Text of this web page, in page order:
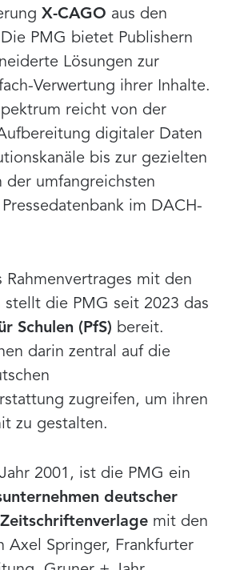
X-CAGO aus den
PMG bietet Publishern
Lösungen zur
Verwertung ihrer Inhalte.
reicht von der
digitaler Daten
bis zur gezielten
der umfangreichsten
im DACH-
Rahmenvertrages mit den
stellt die PMG seit 2023 das
Schulen (PfS) bereit.
darin zentral auf die
zugreifen, um ihren
zu gestalten.
2001, ist die PMG ein
deutscher
mit den
Axel Springer, Frankfurter